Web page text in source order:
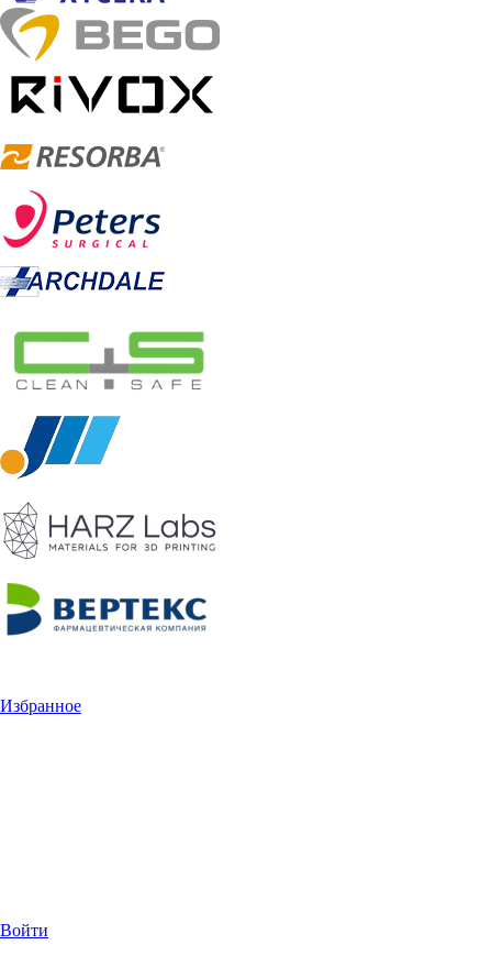
Избранное
Войти